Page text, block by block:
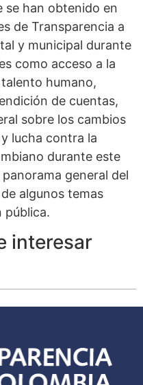
se han obtenido en
de Transparencia a
y municipal durante
como acceso a la
humano,
de cuentas,
sobre los cambios
lucha contra la
durante este
general del
algunos temas
pública.
interesar